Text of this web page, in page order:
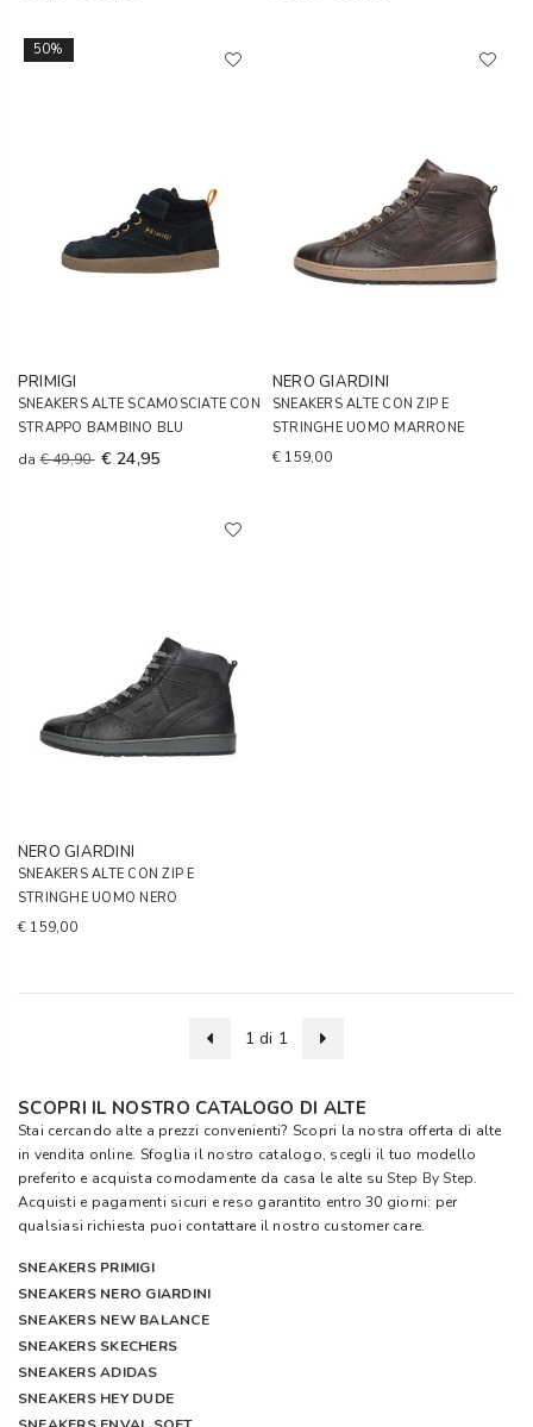
50%
PRIMIGI
SNEAKERS ALTE SCAMOSCIATE CON
STRAPPO BAMBINO BLU
da€ 49,90 € 24,95
NERO GIARDINI
SNEAKERS ALTE CON ZIP E
STRINGHE UOMO MARRONE
€ 159,00
NERO GIARDINI
SNEAKERS ALTE CON ZIP E
STRINGHE UOMO NERO
€ 159,00
1 di 1
SCOPRI IL NOSTRO CATALOGO DI ALTE
Stai cercando alte a prezzi convenienti? Scopri la nostra offerta di alte
in vendita online. Sfoglia il nostro catalogo, scegli il tuo modello
preferito e acquista comodamente da casa le alte suStep By Step.
Acquisti e pagamenti sicuri e reso garantito entro 30 giorni: per
qualsiasi richiesta puoi contattare il nostro customer care.
SNEAKERS PRIMIGI
SNEAKERS NERO GIARDINI
SNEAKERS NEW BALANCE
SNEAKERS SKECHERS
SNEAKERS ADIDAS
SNEAKERS HEY DUDE